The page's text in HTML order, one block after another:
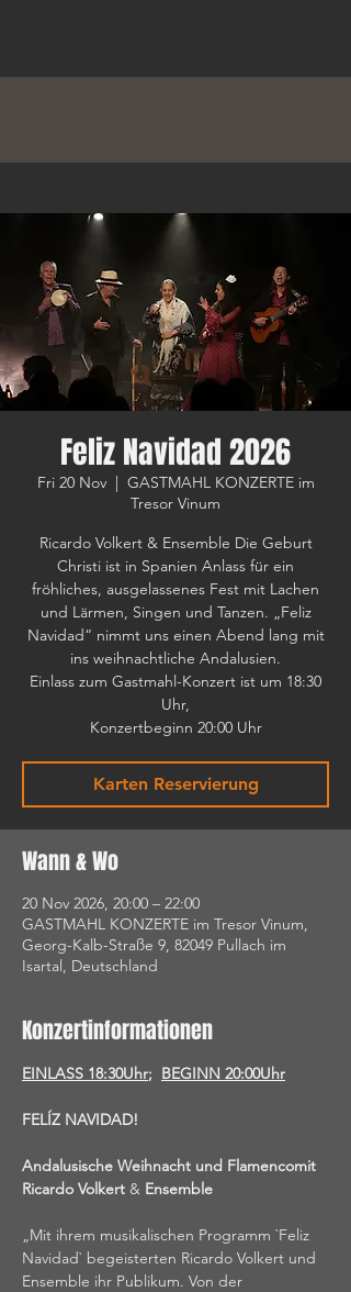
Feliz Navidad 2026
Fri 20 Nov
  |
GASTMAHL KONZERTE im
Tresor Vinum
Ricardo Volkert & Ensemble Die Geburt
Christi ist in Spanien Anlass für ein
fröhliches, ausgelassenes Fest mit Lachen
und Lärmen, Singen und Tanzen. „Feliz
Navidad“ nimmt uns einen Abend lang mit
ins weihnachtliche Andalusien.
Einlass zum Gastmahl-Konzert ist um 18:30
Uhr,
Konzertbeginn 20:00 Uhr
Karten Reservierung
Wann & Wo
20 Nov 2026, 20:00 – 22:00
GASTMAHL KONZERTE im Tresor Vinum,
Georg-Kalb-Straße 9, 82049 Pullach im
Isartal, Deutschland
Konzertinformationen
EINLASS 18:30Uhr; BEGINN 20:00Uhr
FELÍZ NAVIDAD!
Andalusische Weihnacht und Flamencomit
Ricardo Volkert & Ensemble
„Mit ihrem musikalischen Programm `Feliz
Navidad` begeisterten Ricardo Volkert und
Ensemble ihr Publikum. Von der